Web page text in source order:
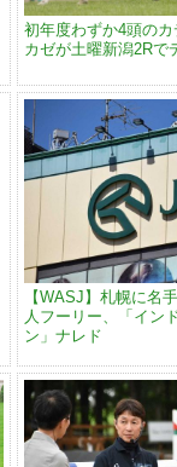
初年度わずか4頭の
カゼが土曜新潟2Rで
【WASJ】札幌に名
人フーリー、「イン
ン」ナレド